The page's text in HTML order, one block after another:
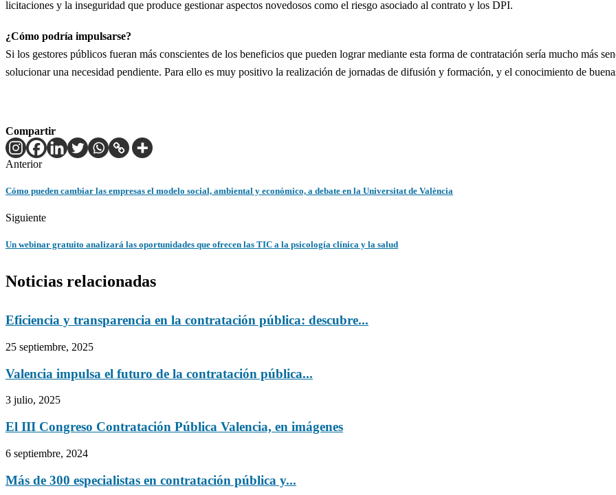
licitaciones y la inseguridad que produce gestionar aspectos novedosos como el riesgo asociado al contrato y los DPI.
¿Cómo podría impulsarse?
Si los gestores públicos fueran más conscientes de los beneficios que pueden lograr mediante esta forma de contratación sería mucho más
solucionar una necesidad pendiente. Para ello es muy positivo la realización de jornadas de difusión y formación, y el conocimiento de
Compartir
Anterior
Cómo pueden cambiar las empresas el modelo social, ambiental y económico, a debate en la Universitat de València
Siguiente
Un webinar gratuito analizará las oportunidades que ofrecen las TIC a la psicología clínica y la salud
Noticias relacionadas
Eficiencia y transparencia en la contratación pública: descubre...
25 septiembre, 2025
Valencia impulsa el futuro de la contratación pública...
3 julio, 2025
El III Congreso Contratación Pública Valencia, en imágenes
6 septiembre, 2024
Más de 300 especialistas en contratación pública y...